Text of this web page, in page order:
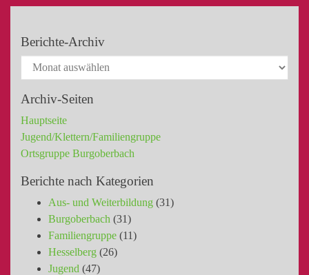
Berichte-Archiv
Archiv-Seiten
Hauptseite
Jugend/Klettern/Familiengruppe
Ortsgruppe Burgoberbach
Berichte nach Kategorien
Aus- und Weiterbildung (31)
Burgoberbach (31)
Familiengruppe (11)
Hesselberg (26)
Jugend (47)